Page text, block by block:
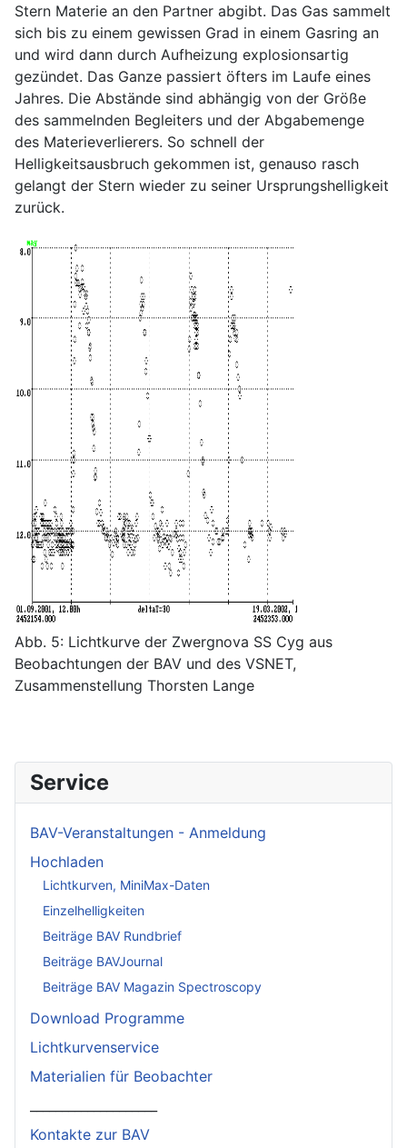
Stern Materie an den Partner abgibt. Das Gas sammelt
sich bis zu einem gewissen Grad in einem Gasring an
und wird dann durch Aufheizung explosionsartig
gezündet. Das Ganze passiert öfters im Laufe eines
Jahres. Die Abstände sind abhängig von der Größe
des sammelnden Begleiters und der Abgabemenge
des Materieverlierers. So schnell der
Helligkeitsausbruch gekommen ist, genauso rasch
gelangt der Stern wieder zu seiner Ursprungshelligkeit
zurück.
Abb. 5: Lichtkurve der Zwergnova SS Cyg aus
Beobachtungen der BAV und des VSNET,
Zusammenstellung Thorsten Lange
Service
BAV-Veranstaltungen - Anmeldung
Hochladen
Lichtkurven, MiniMax-Daten
Einzelhelligkeiten
Beiträge BAV Rundbrief
Beiträge BAVJournal
Beiträge BAV Magazin Spectroscopy
Download Programme
Lichtkurvenservice
Materialien für Beobachter
Kontakte zur BAV